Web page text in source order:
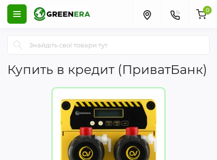
0
Купить в кредит (ПриватБанк)